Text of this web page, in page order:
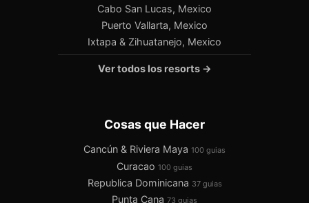
Cabo San Lucas, Mexico
Puerto Vallarta, Mexico
Ixtapa & Zihuatanejo, Mexico
Ver todos los resorts →
Cosas que Hacer
Cancún & Riviera Maya 100 guias
Curacao 100 guias
Republica Dominicana 37 guias
Punta Cana 73 guias